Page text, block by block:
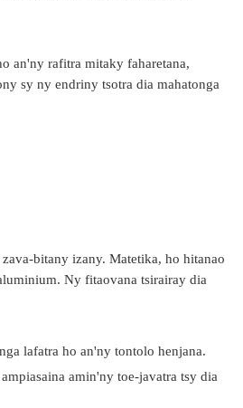
an'ny rafitra mitaky faharetana,
sy ny endriny tsotra dia mahatonga
bitany izany. Matetika, ho hitanao
Ny fitaovana tsirairay dia
lafatra ho an'ny tontolo henjana.
amin'ny toe-javatra tsy dia